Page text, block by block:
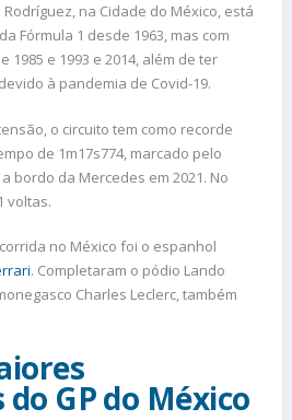
na Cidade do México, está
Fórmula 1 desde 1963, mas com
1985 e 1993 e 2014, além de ter
à pandemia de Covid-19.
o circuito tem como recorde
de 1m17s774, marcado pelo
bordo da Mercedes em 2021. No
voltas.
no México foi o espanhol
. Completaram o pódio Lando
Charles Leclerc, também
GP do México